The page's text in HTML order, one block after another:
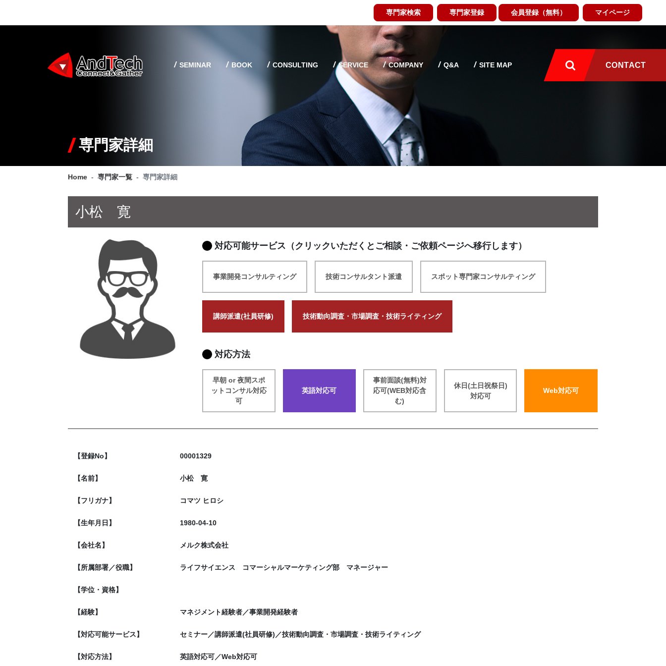
専門家検索 専門家登録 会員登録（無料） マイページ
SEMINAR BOOK CONSULTING SERVICE COMPANY Q&A SITE MAP CONTACT
専門家詳細
Home 専門家一覧 専門家詳細
小松 寛
対応可能サービス（クリックいただくとご相談・ご依頼ページへ移行します）
事業開発コンサルティング 技術コンサルタント派遣 スポット専門家コンサルティング
講師派遣(社員研修) 技術動向調査・市場調査・技術ライティング
対応方法
早朝 or 夜間スポ
ットコンサル対応
可
英語対応可
事前面談(無料)対
応可(WEB対応含
む)
休日(土日祝祭日)
対応可
Web対応可
【登録No】 00001329
【名前】 小松 寛
【フリガナ】 コマツ ヒロシ
【生年月日】 1980-04-10
【会社名】 メルク株式会社
【所属部署／役職】 ライフサイエンス コマーシャルマーケティング部 マネージャー
【学位・資格】
【経験】 マネジメント経験者／事業開発経験者
【対応可能サービス】 セミナー／講師派遣(社員研修)／技術動向調査・市場調査・技術ライティング
【対応方法】 英語対応可／Web対応可